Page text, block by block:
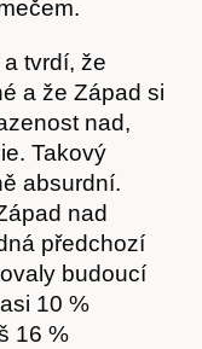
tvrdí, že
a že Západ si
nad,
Takový
absurdní.
nad
předchozí
budoucí
10 %
16 %